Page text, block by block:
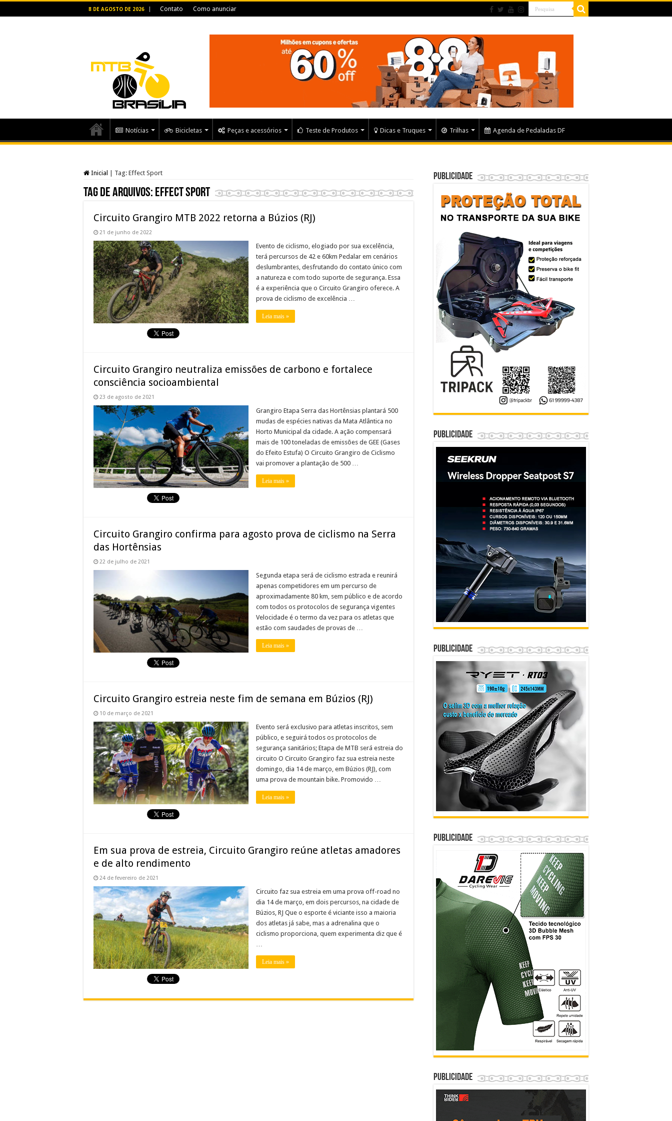
8 DE AGOSTO DE 2026 Contato Como anunciar
Notícias Bicicletas Peças e acessórios Teste de Produtos Dicas e Truques Trilhas Agenda de Pedaladas DF
Inicial Tag: Effect Sport
Tag de arquivos: Effect Sport
Circuito Grangiro MTB 2022 retorna a Búzios (RJ)
21 de junho de 2022
Evento de ciclismo, elogiado por sua excelência,
terá percursos de 42 e 60km Pedalar em cenários
deslumbrantes, desfrutando do contato único com
a natureza e com todo suporte de segurança. Essa
é a experiência que o Circuito Grangiro oferece. A
prova de ciclismo de excelência …
Leia mais »
Circuito Grangiro neutraliza emissões de carbono e fortalece
consciência socioambiental
23 de agosto de 2021
Grangiro Etapa Serra das Hortênsias plantará 500
mudas de espécies nativas da Mata Atlântica no
Horto Municipal da cidade. A ação compensará
mais de 100 toneladas de emissões de GEE (Gases
do Efeito Estufa) O Circuito Grangiro de Ciclismo
vai promover a plantação de 500 …
Leia mais »
Circuito Grangiro confirma para agosto prova de ciclismo na Serra
das Hortênsias
22 de julho de 2021
Segunda etapa será de ciclismo estrada e reunirá
apenas competidores em um percurso de
aproximadamente 80 km, sem público e de acordo
com todos os protocolos de segurança vigentes
Velocidade é o termo da vez para os atletas que
estão com saudades de provas de …
Leia mais »
Circuito Grangiro estreia neste fim de semana em Búzios (RJ)
10 de março de 2021
Evento será exclusivo para atletas inscritos, sem
público, e seguirá todos os protocolos de
segurança sanitários; Etapa de MTB será estreia do
circuito O Circuito Grangiro faz sua estreia neste
domingo, dia 14 de março, em Búzios (RJ), com
uma prova de mountain bike. Promovido …
Leia mais »
Em sua prova de estreia, Circuito Grangiro reúne atletas amadores
e de alto rendimento
24 de fevereiro de 2021
Circuito faz sua estreia em uma prova off-road no
dia 14 de março, em dois percursos, na cidade de
Búzios, RJ Que o esporte é viciante isso a maioria
dos atletas já sabe, mas a adrenalina que o
ciclismo proporciona, quem experimenta diz que é
…
Leia mais »
Publicidade
Publicidade
Publicidade
Publicidade
Publicidade